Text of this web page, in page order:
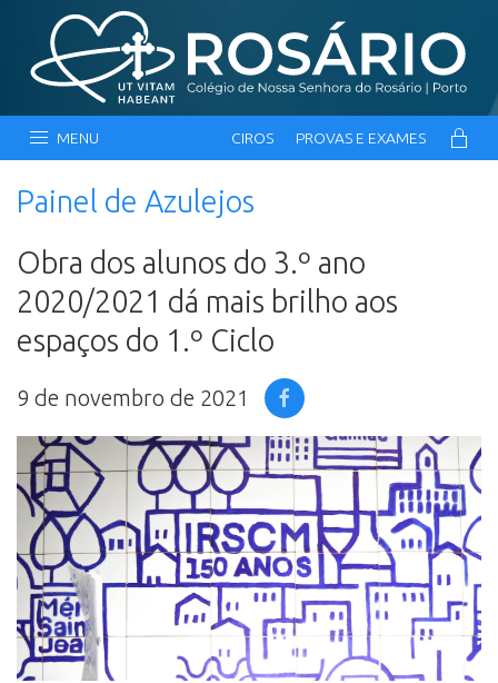
MENU CIROS PROVAS E EXAMES
Painel de Azulejos
Obra dos alunos do 3.º ano
2020/2021 dá mais brilho aos
espaços do 1.º Ciclo
9 de novembro de 2021